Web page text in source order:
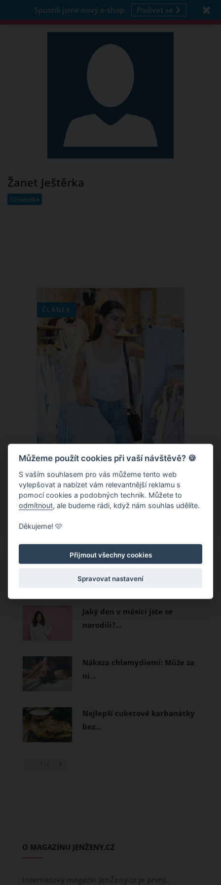
Spustili jsme nový e-shop Podívat se
Žanet Ještěrka
Uživatelka
ČLÁNEK
Chladivá móda do letních veder. V
těchto materiálech vám bude velmi
příjemně
Když teploty šplhají ke 30 stupňům a
výš, nezáleží pouze na tom, co si
obléknete, ale také z čeho je oblečení
pokožku dýchat a pomohou vám
zvládnout i opravdu horké dny.
měly být přírodní nebo funkční
prodyšné tkaniny a volnější střihy.
CO SI PROHLÍŽEJÍ OSTATNÍ?
Jaký den v měsíci jste se
narodili?…
Nákaza chlamydiemi: Může za
ni…
Nejlepší cuketové karbanátky
bez…
O MAGAZÍNU JENŽENY.CZ
Můžeme použít cookies při vaší návštěvě? 🍪
S vaším souhlasem pro vás můžeme tento web
vylepšovat a nabízet vám relevantnější reklamu s
pomocí cookies a podobných technik. Můžete to
odmítnout, ale budeme rádi, když nám souhlas udělíte.
Děkujeme! 🩷
Přijmout všechny cookies
Spravovat nastavení